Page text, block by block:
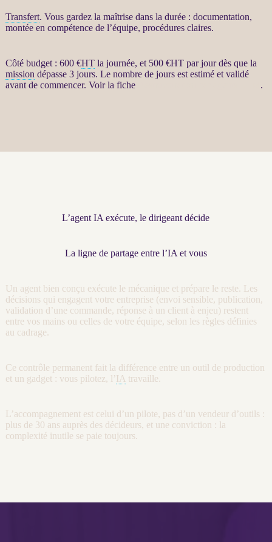
Transfert. Vous gardez la maîtrise dans la durée : documentation,
montée en compétence de l’équipe, procédures claires.
Côté budget : 600 €HTla journée, et 500 €HTpar jour dès que la
mission dépasse 3 jours. Le nombre de jours est estimé et validé
avant de commencer. Voir la fiche
.
L’agent IA exécute, le dirigeant décide
La ligne de partage entre l’IA et vous
Un agent bien conçu exécute le mécanique et prépare le reste. Les
décisions qui engagent votre entreprise (envoi sensible, publication,
validation d’une commande, réponse à un client à enjeu) restent
entre vos mains ou celles de votre équipe, selon les règles définies
au cadrage.
Ce contrôle permanent fait la différence entre un outil de production
et un gadget : vous pilotez, l’IA travaille.
L’accompagnement est celui d’un pilote, pas d’un vendeur d’outils :
plus de 30 ans auprès des décideurs, et une conviction : la
complexité inutile se paie toujours.